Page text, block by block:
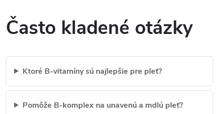
Často kladené otázky
Ktoré B-vitamíny sú najlepšie pre pleť?
Pomôže B-komplex na unavenú a mdlú pleť?